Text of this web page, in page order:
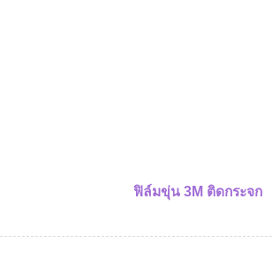
ฟิล์มขุ่น 3M ติดกระจก